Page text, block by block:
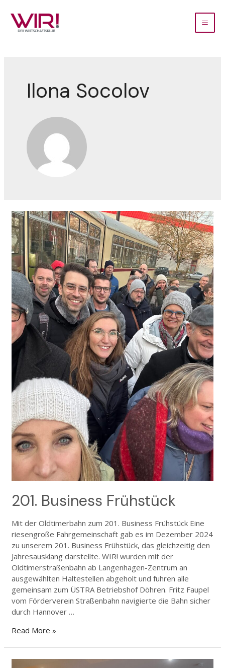
Ilona Socolov
201. Business Frühstück
Mit der Oldtimerbahn zum 201. Business Frühstück Eine
riesengroße Fahrgemeinschaft gab es im Dezember 2024
zu unserem 201. Business Frühstück, das gleichzeitig den
Jahresausklang darstellte. WIR! wurden mit der
Oldtimerstraßenbahn ab Langenhagen-Zentrum an
ausgewählten Haltestellen abgeholt und fuhren alle
gemeinsam zum ÜSTRA Betriebshof Döhren. Fritz Faupel
vom Förderverein Straßenbahn navigierte die Bahn sicher
durch Hannover …
Read More »